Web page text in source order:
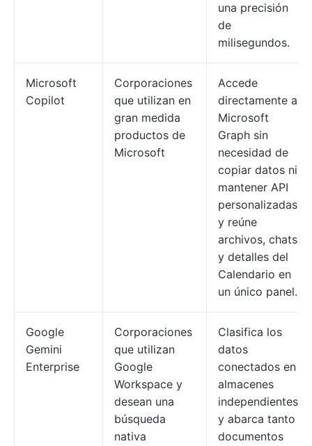
una precisión
de
milisegundos.
Microsoft
Copilot
Corporaciones
que utilizan en
gran medida
productos de
Microsoft
Accede
directamente a
Microsoft
Graph sin
necesidad de
copiar datos ni
mantener API
personalizadas,
y reúne
archivos, chats
y detalles del
Calendario en
un único panel.
Google
Gemini
Enterprise
Corporaciones
que utilizan
Google
Workspace y
desean una
búsqueda
nativa
Clasifica los
datos
conectados en
almacenes
independientes
y abarca tanto
documentos